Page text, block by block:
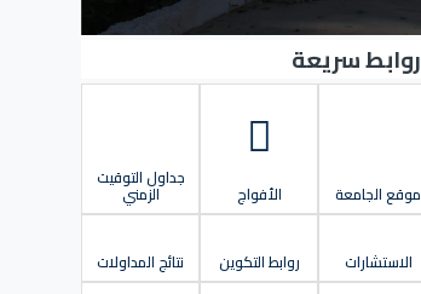
روابط سريعة
موقع الجامعة الأفواج
جداول التوقيت
الزمني
الاستشارات روابط التكوين نتائج المداولات